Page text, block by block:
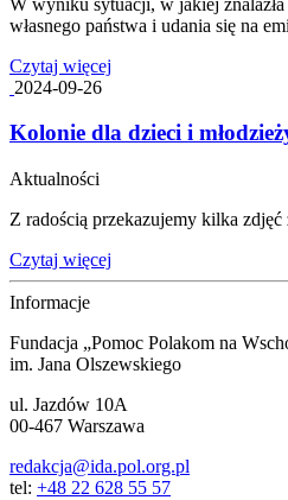
własnego państwa i udania się na
Czytaj więcej
2024-09-26
Kolonie dla dzieci i
Aktualności
Z radością przekazujemy kilka
Czytaj więcej
Informacje
Fundacja „Pomoc Polakom na
im. Jana Olszewskiego
ul. Jazdów 10A
00-467 Warszawa
redakcja@ida.pol.org.pl
tel: +48 22 628 55 57